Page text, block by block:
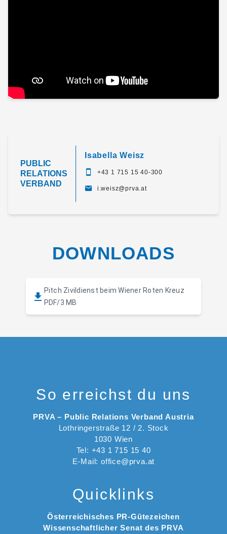
PUBLIC
RELATIONS
VERBAND
Isabella Weisz
+43 1 715 15 40-300
i.weisz@prva.at
DOWNLOADS
Pitch Zivildienst beim Wiener Roten Kreuz
PDF/3 MB
So erreichst du uns
PRVA – Public Relations Verband Austria
Lothringerstraße 12 / 2. Stock
1030 Wien
Tel: +43 1 715 15 40
E-Mail: office@prva.at
Quicklinks
Österreichisches PR-Gütezeichen
Wissenschaftlicher Senat des PRVA